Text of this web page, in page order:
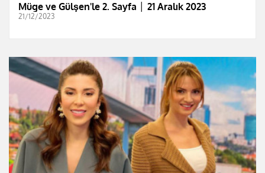
Müge ve Gülşen'le 2. Sayfa │ 21 Aralık 2023
21/12/2023